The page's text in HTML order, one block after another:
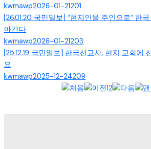
kwmawp2026-01-21201
[26.01.20 국민일보] “현지인을 주인으로” 한국
아간다
kwmawp2026-01-21203
[25.12.19 국민일보] 한국선교사, 현지 교회에
요
kwmawp2025-12-24209
12